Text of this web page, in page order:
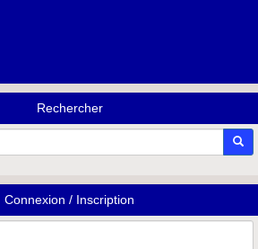
Rechercher
Connexion / Inscription